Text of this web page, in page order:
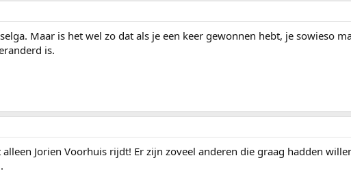
Maar is het wel zo dat als je een keer gewonnen hebt, je sowieso
is.
Jorien Voorhuis rijdt! Er zijn zoveel anderen die graag hadden